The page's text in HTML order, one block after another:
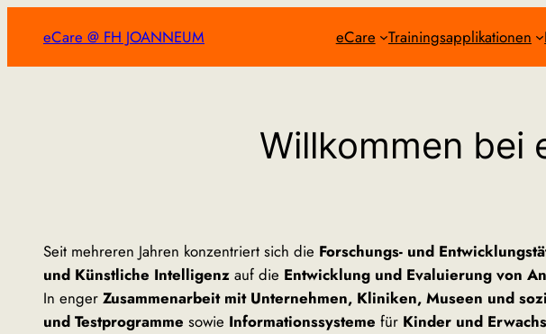
springen
eCare @ FH JOANNEUM eCare Trainingsapplikationen
Willkommen bei
Seit mehreren Jahren konzentriert sich die Forschungs- und
und Künstliche Intelligenz auf die Entwicklung und Evaluierung von
In enger Zusammenarbeit mit Unternehmen, Kliniken, Museen und
und Testprogramme sowie Informationssysteme für Kinder und